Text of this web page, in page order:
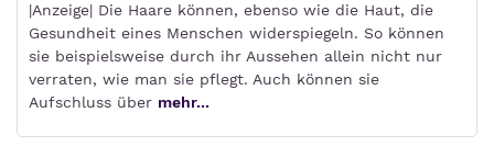
|Anzeige| Die Haare können, ebenso wie die Haut, die
Gesundheit eines Menschen widerspiegeln. So können
sie beispielsweise durch ihr Aussehen allein nicht nur
verraten, wie man sie pflegt. Auch können sie
Aufschluss über mehr...